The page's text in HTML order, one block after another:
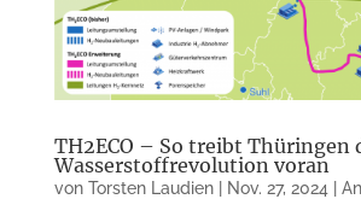
TH2ECO – So treibt Thüringen
Wasserstoffrevolution voran
von Torsten Laudien| Nov. 27, 2024